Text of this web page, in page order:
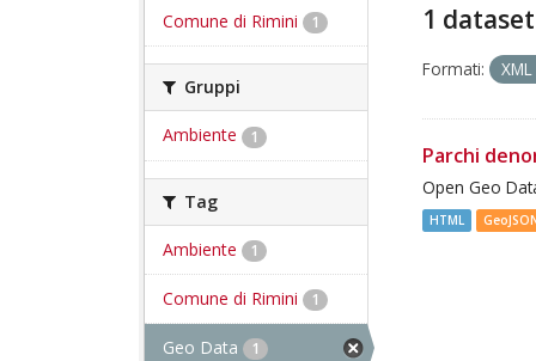
Comune di Rimini 1
Gruppi
Ambiente 1
Tag
Ambiente 1
Comune di Rimini 1
Geo Data 1
1
Formati: XML
Parchi
Open Geo
HTML